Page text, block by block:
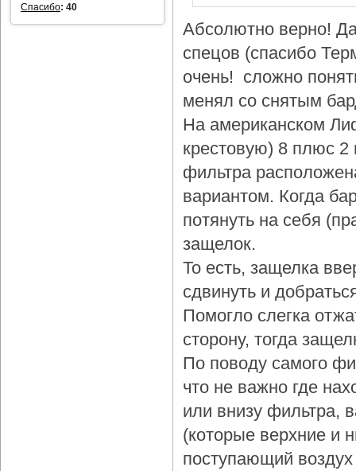
Спасибо: 40
Абсолютно верно!
спецов (спасибо
очень! сложно
менял со снятым
На американском
крестовую) 8 плюс 2
фильтра
вариантом. Когда
потянуть на себя
защелок.
То есть, защелка
сдвинуть и
Помогло слегка
сторону, тогда
По поводу самого
что не важно где
или внизу фильтра,
(которые верхние и
поступающий